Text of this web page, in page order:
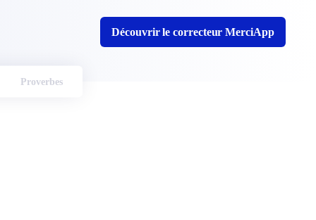
Découvrir le correcteur MerciApp
Proverbes